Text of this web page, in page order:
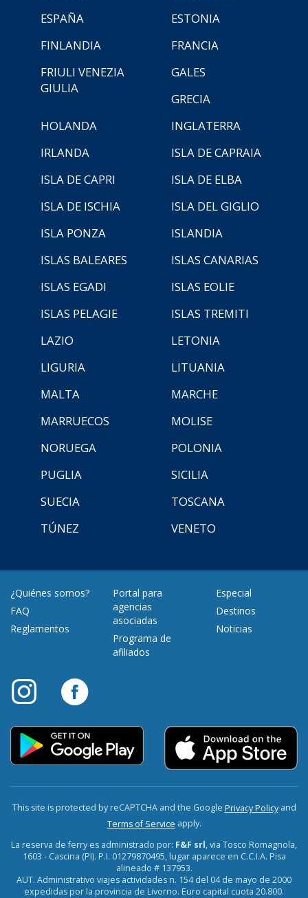
ESPAÑA
ESTONIA
FINLANDIA
FRANCIA
FRIULI VENEZIA
GIULIA
GALES
GRECIA
HOLANDA
INGLATERRA
IRLANDA
ISLA DE CAPRAIA
ISLA DE CAPRI
ISLA DE ELBA
ISLA DE ISCHIA
ISLA DEL GIGLIO
ISLA PONZA
ISLANDIA
ISLAS BALEARES
ISLAS CANARIAS
ISLAS EGADI
ISLAS EOLIE
ISLAS PELAGIE
ISLAS TREMITI
LAZIO
LETONIA
LIGURIA
LITUANIA
MALTA
MARCHE
MARRUECOS
MOLISE
NORUEGA
POLONIA
PUGLIA
SICILIA
SUECIA
TOSCANA
TÚNEZ
VENETO
¿Quiénes somos?
FAQ
Reglamentos
Portal para
agencias
asociadas
Programa de
afiliados
Especial
Destinos
Noticias
This site is protected by reCAPTCHA and the Google Privacy Policyand
Terms of Service apply.
La reserva de ferry es administrado por: F&F srl, via Tosco Romagnola,
1603 - Cascina (PI). P.I. 01279870495, lugar aparece en C.C.I.A. Pisa
alineado # 137953.
AUT. Administrativo viajes actividades n. 154 del 04 de mayo de 2000
expedidas por la provincia de Livorno. Euro capital cuota 20.800.